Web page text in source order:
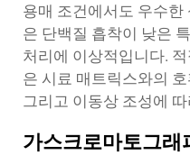
용매 조건에서도 우수한
은 단백질 흡착이 낮은
처리에 이상적입니다.
은 시료 매트릭스와의
그리고 이동상 조성에
가스크로마토그래